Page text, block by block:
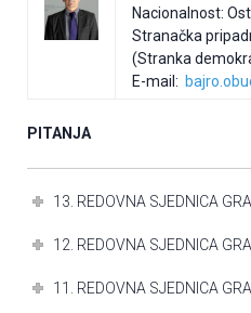
Nacionalnost:
Stranačka
(Stranka
E-mail:
PITANJA
13. REDOVNA SJEDNICA
12. REDOVNA SJEDNICA
11. REDOVNA SJEDNICA